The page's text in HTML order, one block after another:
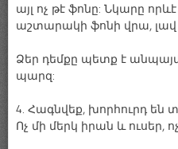
այլ ոչ թէ ֆոնը: Նկարը
աշտարակի ֆոնի վրա, լավ
Ձեր դեմքը պետք է
պարզ:
4. Հագնվեք, խորհուրդ են
Ոչ մի մերկ իրան և ուսեր,